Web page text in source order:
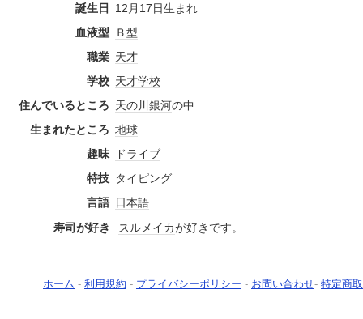
誕生日
12月17日生まれ
血液型
Ｂ型
職業 天才
学校 天才学校
住んでいるところ 天の川銀河の中
生まれたところ 地球
趣味
ドライブ
特技 タイピング
言語 日本語
寿司が好き
スルメイカが好きです。
ホーム - 利用規約 - プライバシーポリシー - お問い合わせ- 特定商